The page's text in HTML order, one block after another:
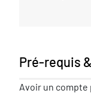
Pré-requis
Pré-
Avoir un